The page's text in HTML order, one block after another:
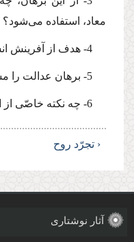
معاد، استفاده مى‌شود؟
4- هدف از آفرینش انسان در این جهان را توضیح دهید.
5- برهان عدالت را مشروحاً بیان كنید.
6- چه نكته خاصّى از این برهان بدست مى‌آید؟
‹ تجرّد روح
آثار نوشتاری